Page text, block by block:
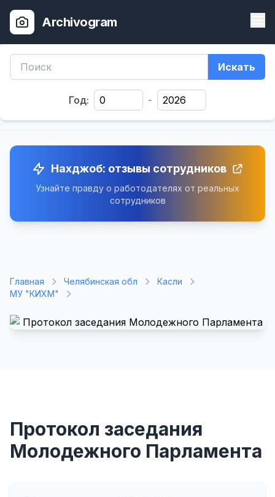
Archivogram
Искать
Год: -
Нахджоб: отзывы сотрудников
Узнайте правду о работодателях от реальных
сотрудников
Главная Челябинская обл
Касли
МУ "КИХМ"
Протокол заседания
Молодежного Парламента